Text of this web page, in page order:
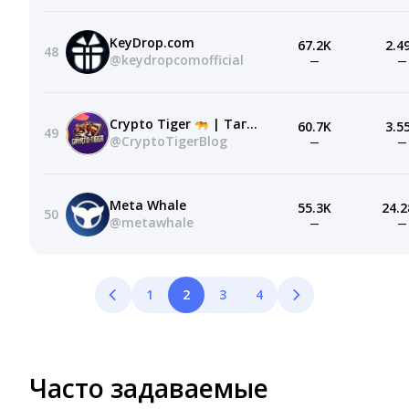
48
KeyDrop.com
@keydropcomofficial
67.2K
— —
49
Crypto Tiger
| Тагир Каримов
@CryptoTigerBlog
60.7K
— —
50
Meta Whale
@metawhale
55.3K
— —
1 2 3 4
Часто задаваемые